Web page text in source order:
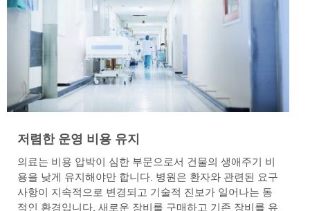
저렴한 운영 비용 유지
의료는 비용 압박이 심한 부문으로서 건물의 생애주기 비
용을 낮게 유지해야만 합니다. 병원은 환자와 관련된 요구
사항이 지속적으로 변경되고 기술적 진보가 일어나는 동
적인 환경입니다. 새로운 장비를 구매하고 기존 장비를 유